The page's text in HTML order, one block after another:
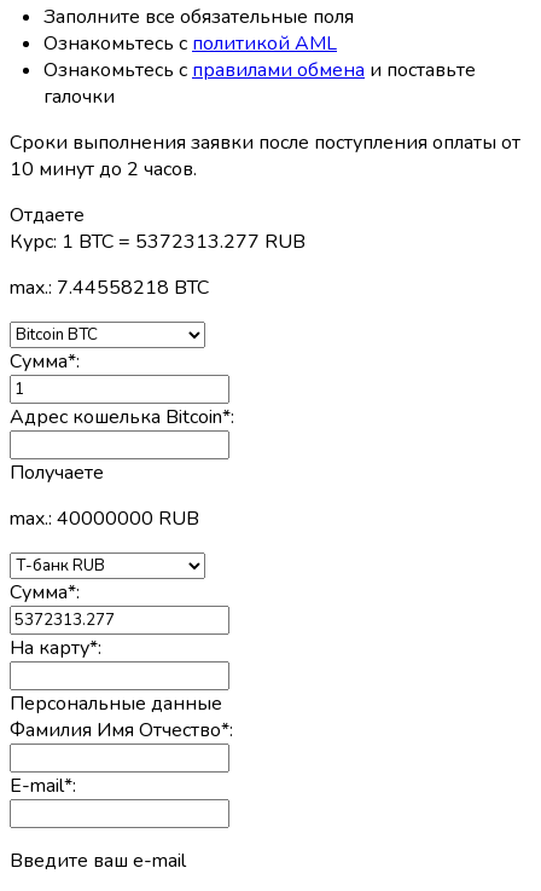
Заполните все обязательные поля
Ознакомьтесь с политикой AML
Ознакомьтесь с правилами обмена и поставьте
галочки
Сроки выполнения заявки после поступления оплаты от
10 минут до 2 часов.
Отдаете
Курс: 1 BTC = 5372313.277 RUB
max.: 7.44558218 BTC
Сумма*:
Адрес кошелька Bitcoin*:
Получаете
max.: 40000000 RUB
Сумма*:
На карту*:
Персональные данные
Фамилия Имя Отчество*:
E-mail*:
Введите ваш e-mail